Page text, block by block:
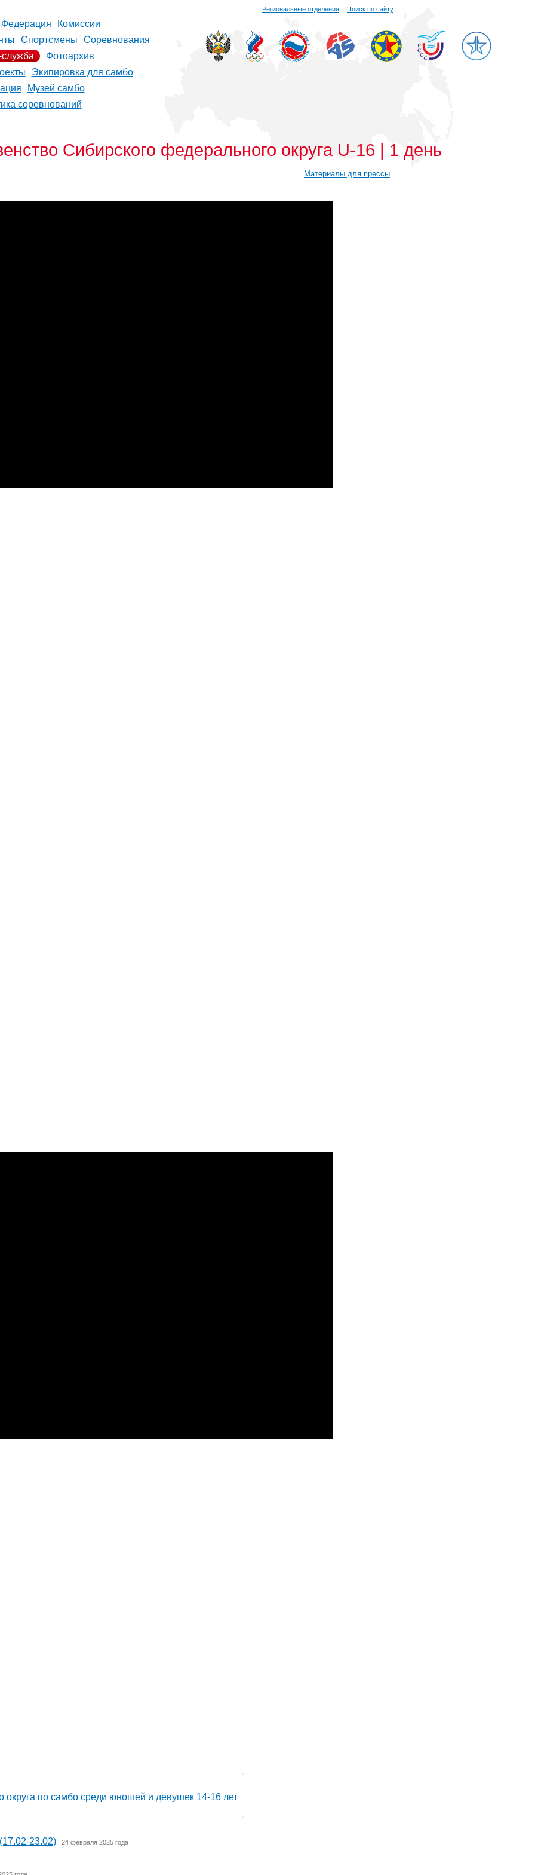
Региональные отделения Поиск по сайту
Федерация
Комиссии
Спортсмены
Соревнования
Фотоархив
Экипировка для самбо
Музей самбо
соревнований
Сибирского федерального округа U-16 | 1 день
округа по самбо среди юношей и девушек 14-16 лет
23.02) 24 февраля 2025 года
Материалы для прессы